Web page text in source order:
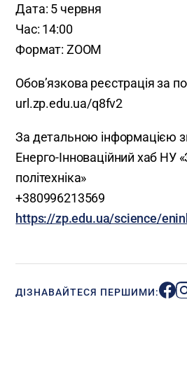
Дата: 5 червня
Час: 14:00
Формат: ZOOM
Обовʼязкова реєстрація за
url.zp.edu.ua/q8fv2
За детальною інформацією
Енерго-Інноваційний хаб НУ
політехніка»
+380996213569
https://zp.edu.ua/science/
ДІЗНАВАЙТЕСЯ ПЕРШИМИ: